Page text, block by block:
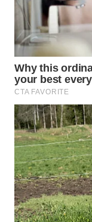
WN DELI
SERDANG
WN
TEBING
TINGGI
WN
PAKPAK
WN
KARAWANG
WN
BEKASI